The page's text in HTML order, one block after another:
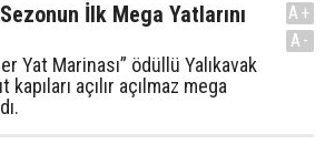
İlk Mega Yatlarını
Yat Marinası” ödüllü Yalıkavak
açılır açılmaz mega
A+
A-